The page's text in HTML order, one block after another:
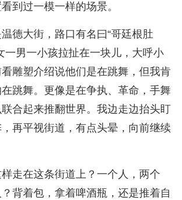
到过一模一样的场景。
德大街，路口有名曰“哥廷根肚
一男一小孩拉扯在一块儿，大呼小
雕塑介绍说他们是在跳舞，但我肯
跳舞。更像是在争执、革命，手舞
合起来推翻世界。我边走边抬头盯
再平视街道，有点头晕，向前继续
走在这条街道上？一个人，两个
背着包，拿着啤酒瓶，还是推着自